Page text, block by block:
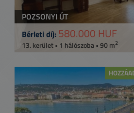
POZSONYI ÚT
Bérleti díj: 580.000 HUF
13. kerület • 1 hálószoba • 90 m2